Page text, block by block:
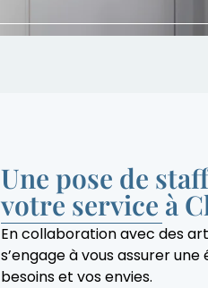
Une pose de
votre service à
En collaboration avec des
s’engage à vous assurer
besoins et vos envies.